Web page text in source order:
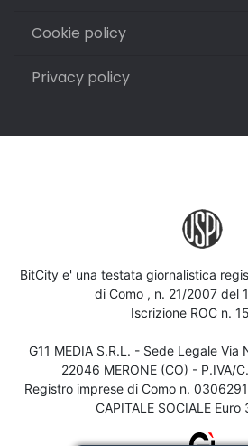
Cookie policy
Privacy policy
BitCity e' una testata giornalistica
di Como , n. 21/2007 del
Iscrizione ROC n.
G11 MEDIA S.R.L. - Sede Legale Via
22046 MERONE (CO) - P.IVA/
Registro imprese di Como n.
CAPITALE SOCIALE